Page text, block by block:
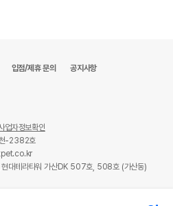
입점/제휴 문의 공지사항
업자정보확인
천-2382호
현대테라타워 가산DK 507호, 508호 (가산동)